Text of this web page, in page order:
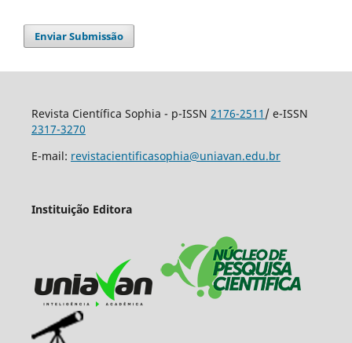
Enviar Submissão
Revista Científica Sophia - p-ISSN 2176-2511 / e-ISSN
2317-3270
E-mail: revistacientificasophia@uniavan.edu.br
Instituição Editora